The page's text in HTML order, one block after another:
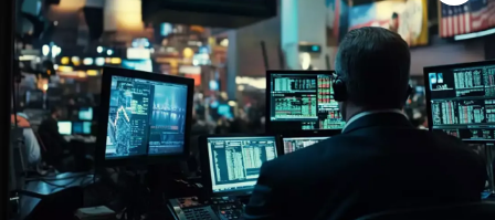
Şirket Haberleri
Borsa Gundem
BIST 100 Isı Haritası
Coin Isı Haritası